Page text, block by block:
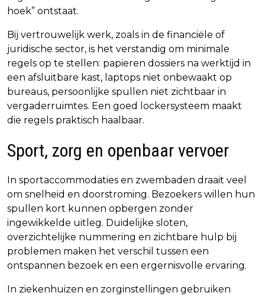
hoek” ontstaat.
Bij vertrouwelijk werk, zoals in de financiële of
juridische sector, is het verstandig om minimale
regels op te stellen: papieren dossiers na werktijd in
een afsluitbare kast, laptops niet onbewaakt op
bureaus, persoonlijke spullen niet zichtbaar in
vergaderruimtes. Een goed lockersysteem maakt
die regels praktisch haalbaar.
Sport, zorg en openbaar vervoer
In sportaccommodaties en zwembaden draait veel
om snelheid en doorstroming. Bezoekers willen hun
spullen kort kunnen opbergen zonder
ingewikkelde uitleg. Duidelijke sloten,
overzichtelijke nummering en zichtbare hulp bij
problemen maken het verschil tussen een
ontspannen bezoek en een ergernisvolle ervaring.
In ziekenhuizen en zorginstellingen gebruiken